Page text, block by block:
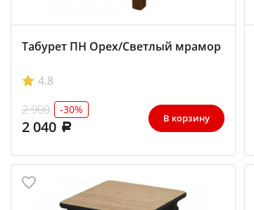
Табурет ПН Орех/Светлый мрамор
4.8
2 900
-30%
2 040 В корзину